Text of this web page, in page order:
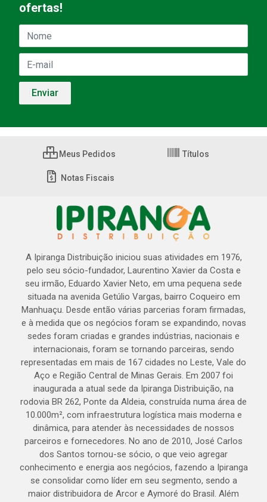
ofertas!
Meus Pedidos Títulos
Notas Fiscais
A Ipiranga Distribuição iniciou suas atividades em 1976,
pelo seu sócio-fundador, Laurentino Xavier da Costa e
seu irmão, Eduardo Xavier Neto, em uma pequena sede
situada na avenida Getúlio Vargas, bairro Coqueiro em
Manhuaçu. Desde então várias parcerias foram firmadas,
e à medida que os negócios foram se expandindo, novas
sedes foram criadas e grandes indústrias, nacionais e
internacionais, foram se tornando parceiras, sendo
representadas em mais de 167 cidades no Leste, Vale do
Aço e Região Central de Minas Gerais. Em 2007 foi
inaugurada a atual sede da Ipiranga Distribuição, na
rodovia BR 262, Ponte da Aldeia, construída numa área de
10.000m², com infraestrutura logística mais moderna e
dinâmica, para atender às necessidades de nossos
parceiros e fornecedores. No ano de 2010, José Carlos
dos Santos tornou-se sócio, o que veio agregar
conhecimento e energia aos negócios, fazendo a Ipiranga
se consolidar como líder em seu segmento, sendo a
maior distribuidora de Arcor e Aymoré do Brasil. Além